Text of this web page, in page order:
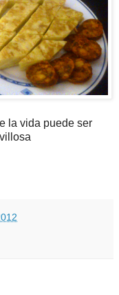
la vida puede ser